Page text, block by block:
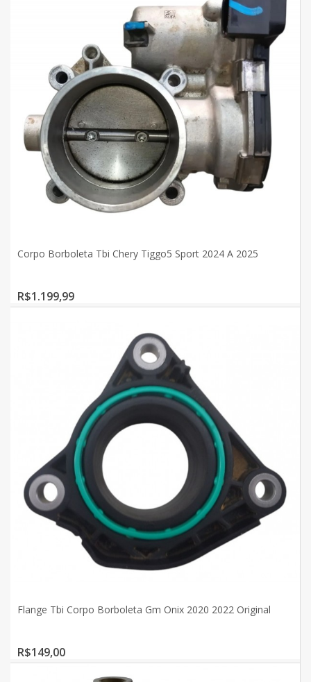
Corpo Borboleta Tbi Chery Tiggo5 Sport 2024 A 2025
R$1.199,99
Flange Tbi Corpo Borboleta Gm Onix 2020 2022 Original
R$149,00